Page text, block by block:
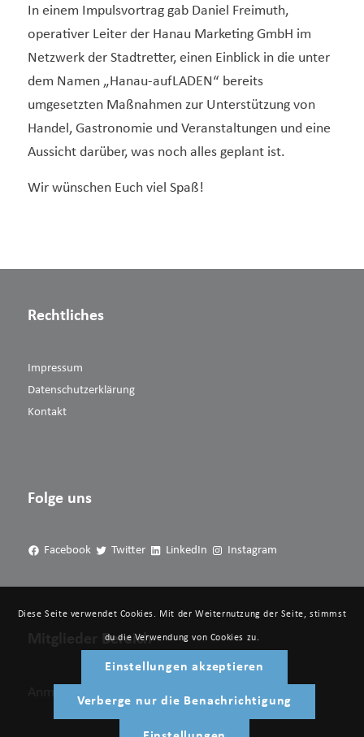
In einem Impulsvortrag gab Daniel Freimuth,
operativer Leiter der Hanau Marketing GmbH im
Netzwerk der Stadtretter, einen Einblick in die unter
dem Namen „Hanau-aufLADEN“ bereits
umgesetzten Maßnahmen zur Unterstützung von
Handel, Gastronomie und Veranstaltungen und eine
Aussicht darüber, was noch alles geplant ist.
Wir wünschen Euch viel Spaß!
Rechtliches
Impressum
Datenschutzerklärung
Kontakt
Folge uns
Facebook Twitter LinkedIn Instagram
Mitglieder Bereich
Anmelden
Diese Seite verwendet Cookies. Mit der Weiternutzung der Seite, stimmst
du die Verwendung von Cookies zu.
Einstellungen akzeptieren
Verberge nur die Benachrichtigung